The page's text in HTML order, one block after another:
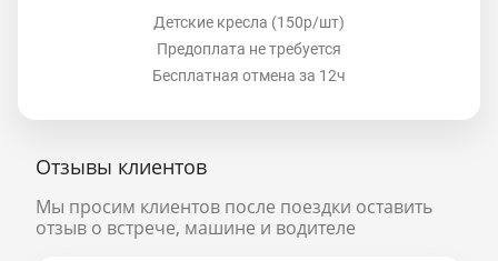
Детские кресла (150р/шт)
Предоплата не требуется
Бесплатная отмена за 12ч
Отзывы клиентов
Мы просим клиентов после поездки оставить
отзыв о встрече, машине и водителе